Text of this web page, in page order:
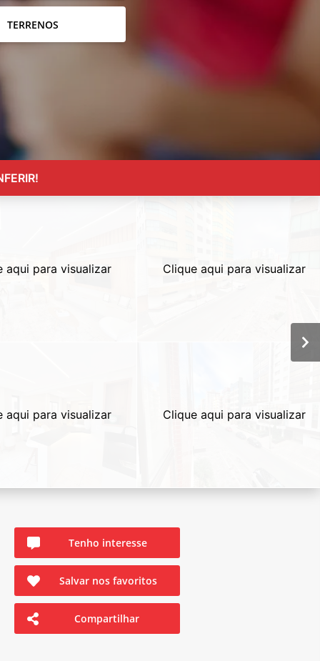
TERRENOS
aqui para visualizar
aqui para visualizar
Clique aqui para visualizar
Clique aqui para visualizar
Tenho interesse
Salvar nos favoritos
Compartilhar